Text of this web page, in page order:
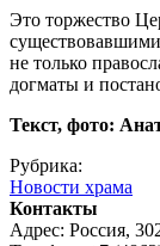
Это торжество
не только
догматы и
Текст, фото:
Рубрика:
Новости храма
Контакты
Адрес: Россия,